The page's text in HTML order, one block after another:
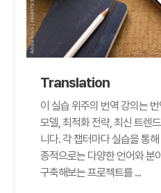
Translation
이 실습 위주의 번역 강의는
모델, 최적화 전략, 최신 트렌
니다. 각 챕터마다 실습을 통
종적으로는 다양한 언어와 분
구축해보는 프로젝트를 ...